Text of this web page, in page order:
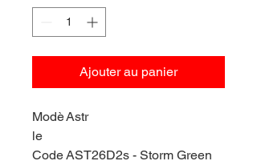
Ajouter au panier
Modè
le
Astr
CodeAST26D2s - Storm Green